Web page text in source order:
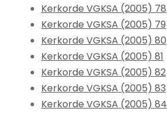
Kerkorde VGKSA (2005) 78
Kerkorde VGKSA (2005) 79
Kerkorde VGKSA (2005) 80
Kerkorde VGKSA (2005) 81
Kerkorde VGKSA (2005) 82
Kerkorde VGKSA (2005) 83
Kerkorde VGKSA (2005) 84